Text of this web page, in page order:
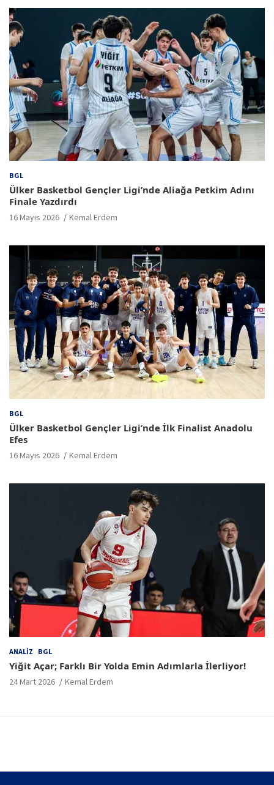
BGL
Ülker Basketbol Gençler Ligi’nde Aliağa Petkim Adını
Finale Yazdırdı
16 Mayıs 2026 Kemal Erdem
BGL
Ülker Basketbol Gençler Ligi’nde İlk Finalist Anadolu
Efes
16 Mayıs 2026 Kemal Erdem
ANALIZ BGL
Yiğit Açar; Farklı Bir Yolda Emin Adımlarla İlerliyor!
24 Mart 2026 Kemal Erdem